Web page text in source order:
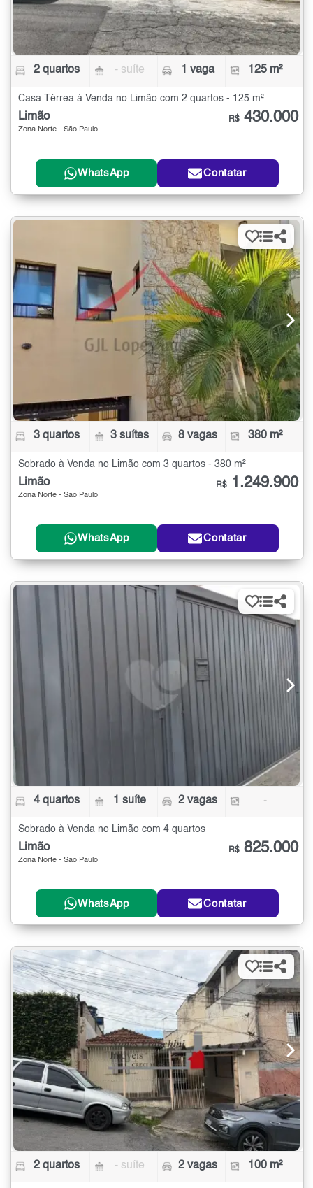
2 quartos - suíte 1 vaga 125 m²
Casa Térrea à Venda no Limão com 2 quartos - 125 m²
Limão
Zona Norte - São Paulo
R$ 430.000
WhatsApp Contatar
3 quartos 3 suítes 8 vagas 380 m²
Sobrado à Venda no Limão com 3 quartos - 380 m²
Limão
Zona Norte - São Paulo
R$ 1.249.900
WhatsApp Contatar
4 quartos 1 suíte 2 vagas -
Sobrado à Venda no Limão com 4 quartos
Limão
Zona Norte - São Paulo
R$ 825.000
WhatsApp Contatar
2 quartos - suíte 2 vagas 100 m²